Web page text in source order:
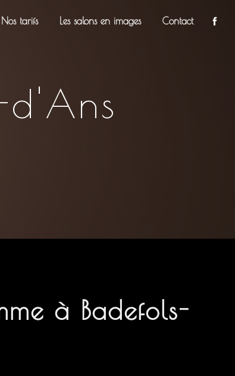
Nos tarifs Les salons en images Contact
d'Ans